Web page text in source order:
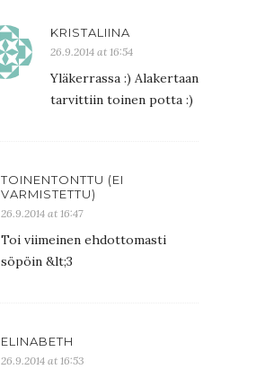
KRISTALIINA
26.9.2014 at 16:54
Yläkerrassa :) Alakertaan
tarvittiin toinen potta :)
TOINENTONTTU (EI
VARMISTETTU)
26.9.2014 at 16:47
Toi viimeinen ehdottomasti
söpöin &lt;3
ELINABETH
26.9.2014 at 16:53